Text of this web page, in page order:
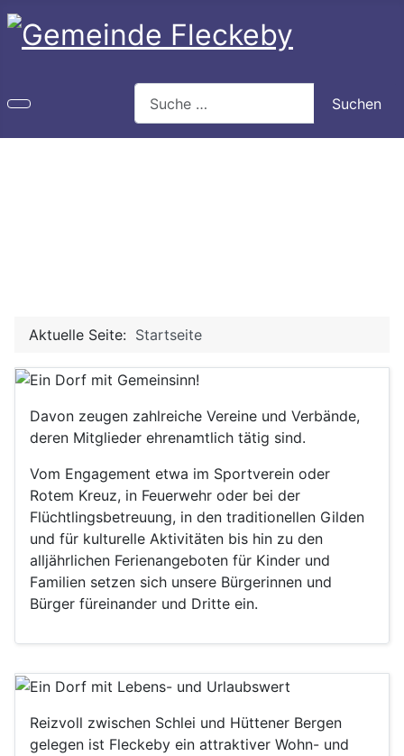
Type 2 or more characters for results.
Suchen
Aktuelle Seite: Startseite
Davon zeugen zahlreiche Vereine und Verbände,
deren Mitglieder ehrenamtlich tätig sind.
Vom Engagement etwa im Sportverein oder
Rotem Kreuz, in Feuerwehr oder bei der
Flüchtlingsbetreuung, in den traditionellen Gilden
und für kulturelle Aktivitäten bis hin zu den
alljährlichen Ferienangeboten für Kinder und
Familien setzen sich unsere Bürgerinnen und
Bürger füreinander und Dritte ein.
Reizvoll zwischen Schlei und Hüttener Bergen
gelegen ist Fleckeby ein attraktiver Wohn- und